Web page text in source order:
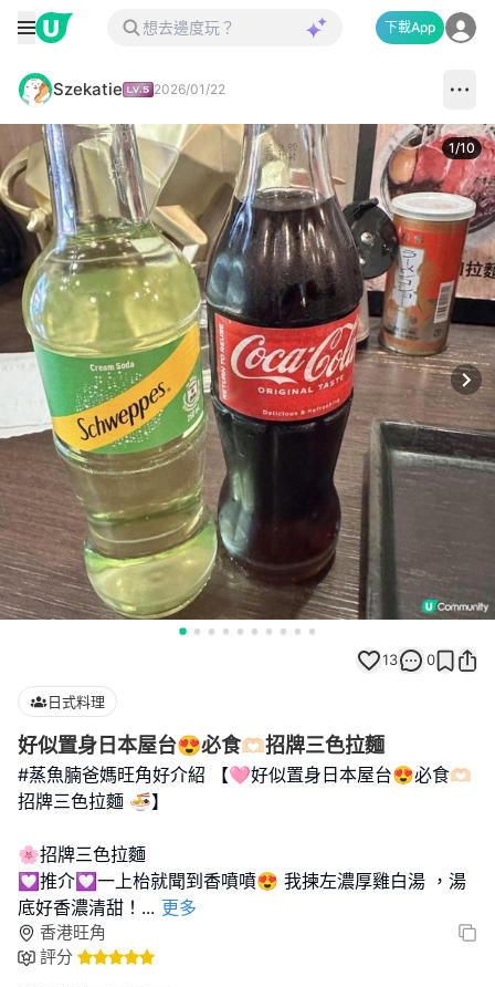
下載App
Szekatie 2026/01/22
1/10
13 0
日式料理
好似置身日本屋台😍必食🫶🏻招牌三色拉麵
#蒸魚腩爸媽旺角好介紹 【🩷好似置身日本屋台😍必食🫶🏻
招牌三色拉麵 🍜】
🌸招牌三色拉麵
💟推介💟一上枱就聞到香噴噴😍 我揀左濃厚雞白湯 ，湯
底好香濃清甜！ ... 更多
香港旺角
評分